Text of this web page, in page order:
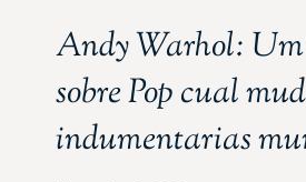
Andy Warhol: Um
sobre Pop cual
indumentarias